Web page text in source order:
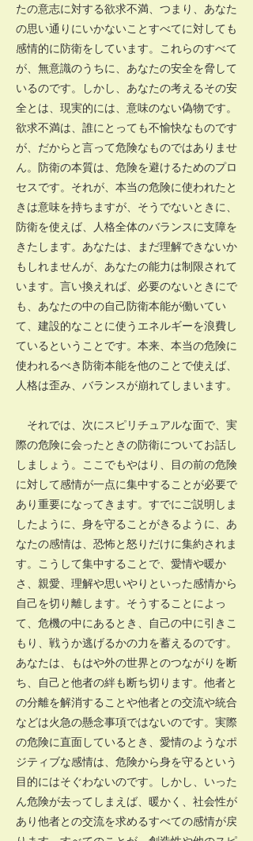
たの意志に対する欲求不満、つまり、あなた
の思い通りにいかないことすべてに対しても
感情的に防衛をしています。これらのすべて
が、無意識のうちに、あなたの安全を脅して
いるのです。しかし、あなたの考えるその安
全とは、現実的には、意味のない偽物です。
欲求不満は、誰にとっても不愉快なものです
が、だからと言って危険なものではありませ
ん。防衛の本質は、危険を避けるためのプロ
セスです。それが、本当の危険に使われたと
きは意味を持ちますが、そうでないときに、
防衛を使えば、人格全体のバランスに支障を
きたします。あなたは、まだ理解できないか
もしれませんが、あなたの能力は制限されて
います。言い換えれば、必要のないときにで
も、あなたの中の自己防衛本能が働いてい
て、建設的なことに使うエネルギーを浪費し
ているということです。本来、本当の危険に
使われるべき防衛本能を他のことで使えば、
人格は歪み、バランスが崩れてしまいます。
それでは、次にスピリチュアルな面で、実
際の危険に会ったときの防衛についてお話し
しましょう。ここでもやはり、目の前の危険
に対して感情が一点に集中することが必要で
あり重要になってきます。すでにご説明しま
したように、身を守ることがきるように、あ
なたの感情は、恐怖と怒りだけに集約されま
す。こうして集中することで、愛情や暖か
さ、親愛、理解や思いやりといった感情から
自己を切り離します。そうすることによっ
て、危機の中にあるとき、自己の中に引きこ
もり、戦うか逃げるかの力を蓄えるのです。
あなたは、もはや外の世界とのつながりを断
ち、自己と他者の絆も断ち切ります。他者と
の分離を解消することや他者との交流や統合
などは火急の懸念事項ではないのです。実際
の危険に直面しているとき、愛情のようなポ
ジティブな感情は、危険から身を守るという
目的にはそぐわないのです。しかし、いった
ん危険が去ってしまえば、暖かく、社会性が
あり他者との交流を求めるすべての感情が戻